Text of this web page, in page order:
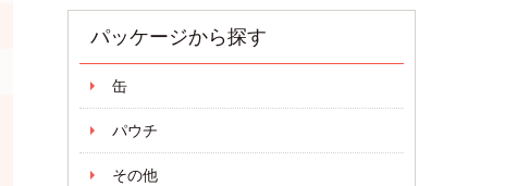
パッケージから探す
缶
パウチ
その他